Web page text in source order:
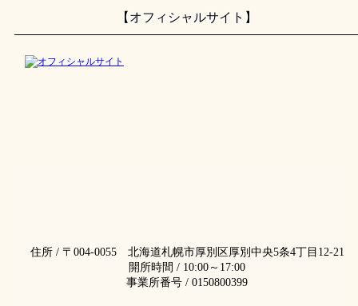
【オフィシャルサイト】
住所 / 〒004-0055 北海道札幌市厚別区厚別中央5条4丁目12-21
開所時間 / 10:00～17:00
事業所番号 / 0150800399